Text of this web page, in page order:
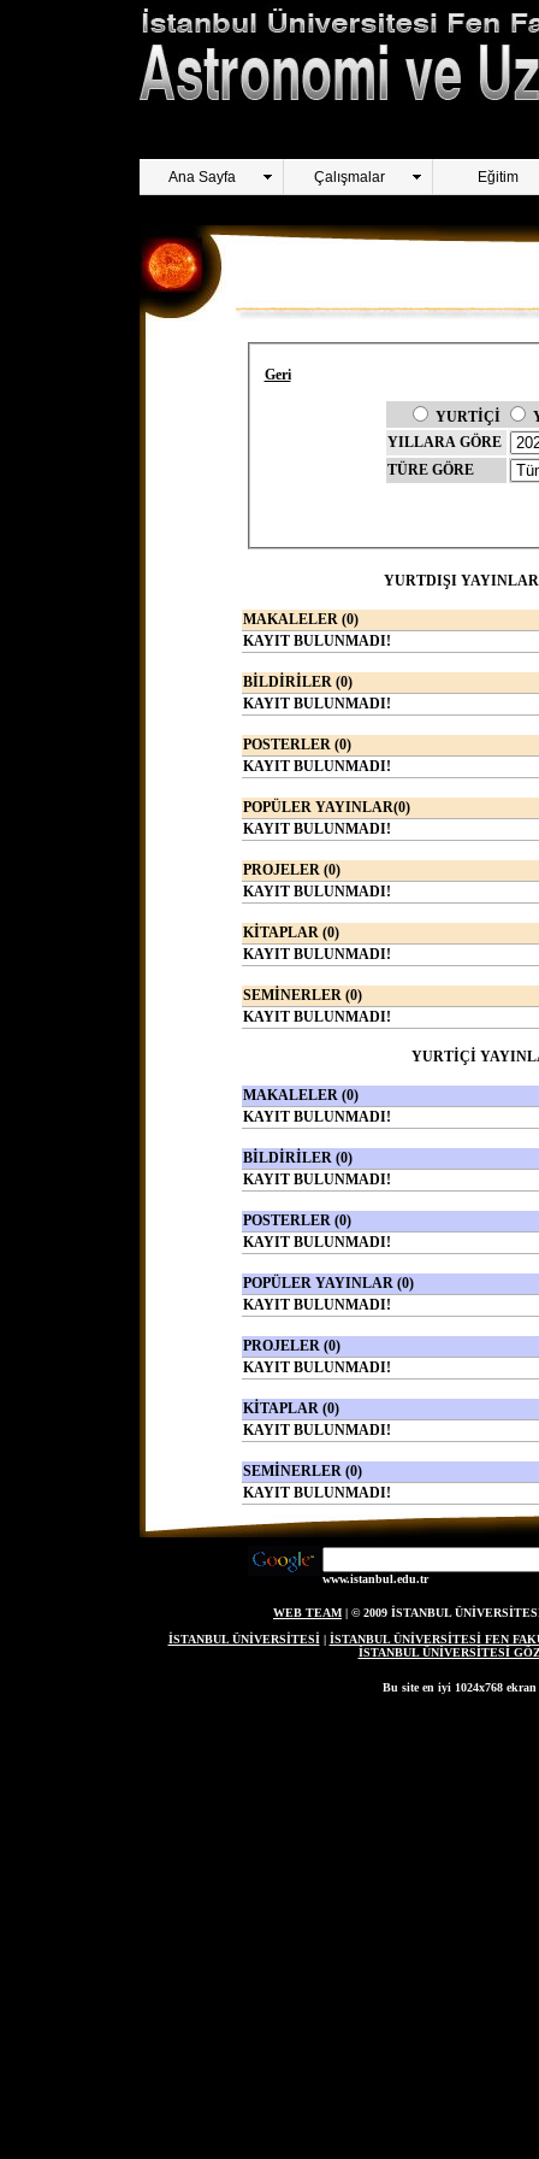
Ana Sayfa Çalışmalar Eğitim
Geri
YURTİÇİ
YILLARA GÖRE
TÜRE GÖRE
YURTDIŞI
MAKALELER (0)
KAYIT BULUNMADI!
BİLDİRİLER (0)
KAYIT BULUNMADI!
POSTERLER (0)
KAYIT BULUNMADI!
POPÜLER YAYINLAR(0)
KAYIT BULUNMADI!
PROJELER (0)
KAYIT BULUNMADI!
KİTAPLAR (0)
KAYIT BULUNMADI!
SEMİNERLER (0)
KAYIT BULUNMADI!
YURTİÇİ
MAKALELER (0)
KAYIT BULUNMADI!
BİLDİRİLER (0)
KAYIT BULUNMADI!
POSTERLER (0)
KAYIT BULUNMADI!
POPÜLER YAYINLAR (0)
KAYIT BULUNMADI!
PROJELER (0)
KAYIT BULUNMADI!
KİTAPLAR (0)
KAYIT BULUNMADI!
SEMİNERLER (0)
KAYIT BULUNMADI!
www.istanbul.edu.tr
WEB TEAM | © 2009 İSTANBUL
İSTANBUL ÜNİVERSİTESİ| İSTANBUL ÜNİVERSİTESİ FEN
İSTANBUL ÜNİVERSİTESİ
Bu site en iyi 1024x768